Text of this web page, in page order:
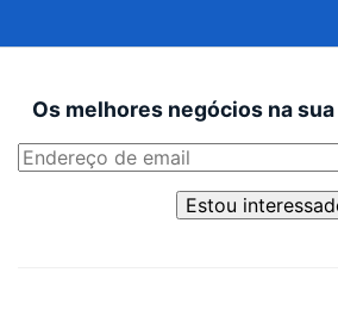
Os melhores negócios na
Estou